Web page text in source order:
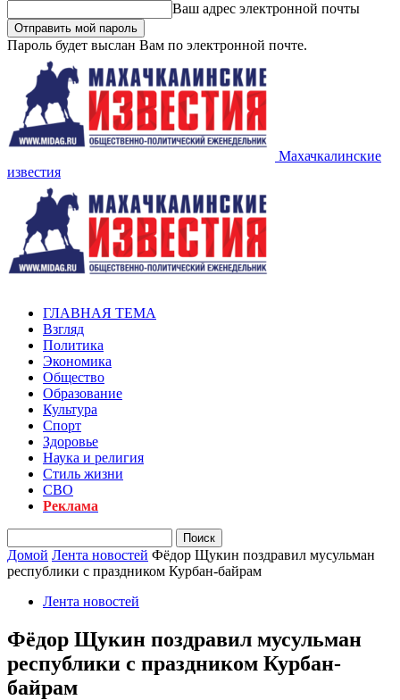
Ваш адрес электронной почты
Пароль будет выслан Вам по электронной почте.
Махачкалинские
известия
ГЛАВНАЯ ТЕМА
Взгляд
Политика
Экономика
Общество
Образование
Культура
Спорт
Здоровье
Наука и религия
Стиль жизни
СВО
Реклама
Домой Лента новостей Фёдор Щукин поздравил мусульман
республики с праздником Курбан-байрам
Лента новостей
Фёдор Щукин поздравил мусульман
республики с праздником Курбан-
байрам